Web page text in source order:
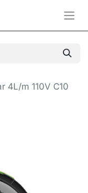
4L/m 110V C10